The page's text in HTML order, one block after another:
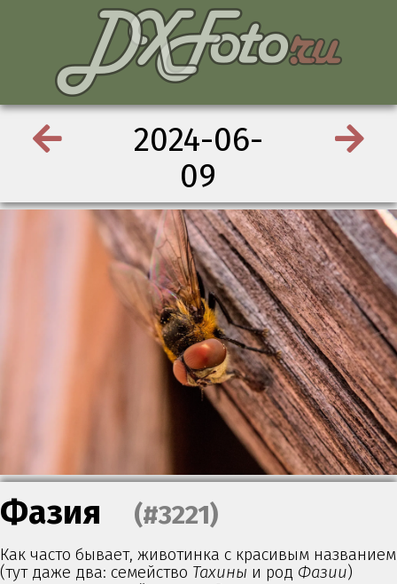
2024-06-
09
Фазия (#3221)
Как часто бывает, животинка с красивым названием
(тут даже два: семейство Тахины и род Фазии)